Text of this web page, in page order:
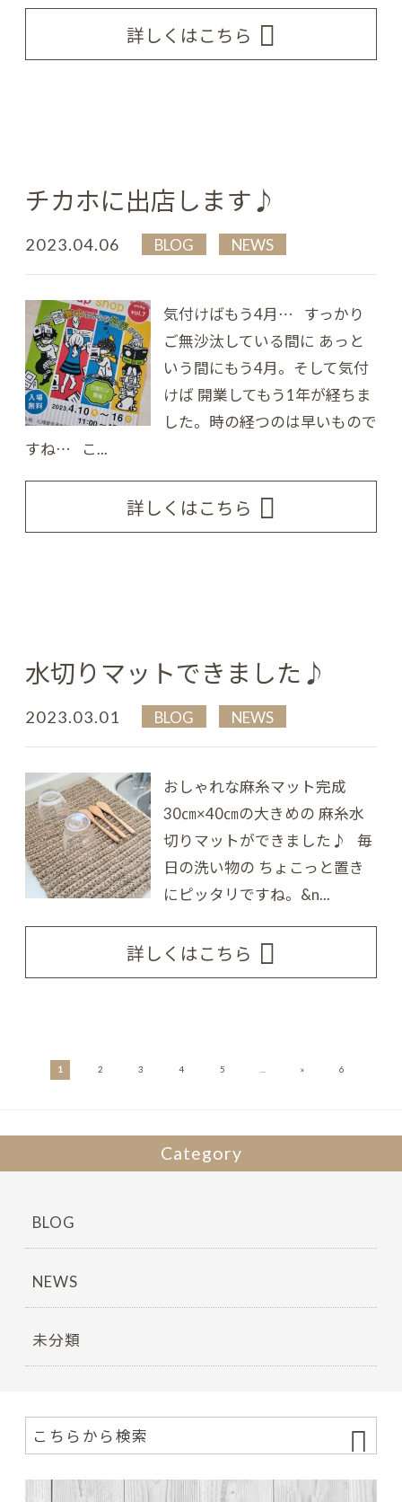
詳しくはこちら
チカホに出店します♪
2023.04.06 BLOG NEWS
気付けばもう4月… すっかり
ご無沙汰している間に あっと
いう間にもう4月。 そして気付
けば 開業してもう1年が経ちま
した。 時の経つのは早いもので
すね… こ...
詳しくはこちら
水切りマットできました♪
2023.03.01 BLOG NEWS
おしゃれな麻糸マット完成
30㎝×40㎝の大きめの 麻糸水
切りマットができました♪ 毎
日の洗い物の ちょこっと置き
にピッタリですね。 &n...
詳しくはこちら
1 2 3 4 5 ... » 6
Category
BLOG
NEWS
未分類